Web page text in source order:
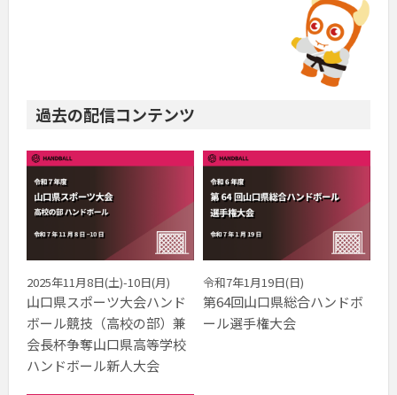
過去の配信コンテンツ
2025年11月8日(土)-10日(月)
山口県スポーツ大会ハンド
ボール競技（高校の部）兼
会長杯争奪山口県高等学校
ハンドボール新人大会
令和7年1月19日(日)
第64回山口県総合ハンドボ
ール選手権大会